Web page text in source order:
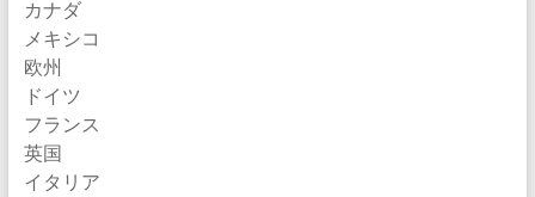
カナダ
メキシコ
欧州
ドイツ
フランス
英国
イタリア